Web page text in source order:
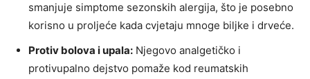
smanjuje simptome sezonskih alergija, što je posebno
korisno u proljeće kada cvjetaju mnoge biljke i drveće.
Protiv bolova i upala: Njegovo analgetičko i
protivupalno dejstvo pomaže kod reumatskih